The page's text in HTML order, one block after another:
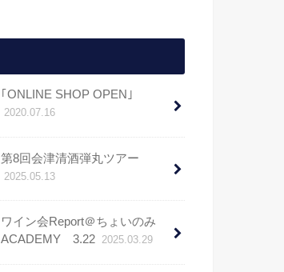
｢ONLINE SHOP OPEN｣
2020.07.16
第8回会津清酒弾丸ツアー
2025.05.13
ワイン会Report＠ちょいのみ
ACADEMY 3.22 2025.03.29